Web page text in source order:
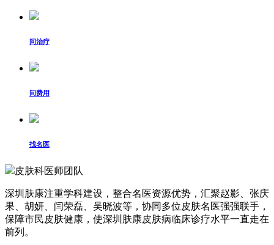
问治疗
问费用
找名医
皮肤科医师团队
深圳肤康注重学科建设，整合名医资源优势，汇聚赵影、张庆
果、胡妍、闫荣磊、吴晓波等，协同多位皮肤名医强强联手，
保障市民皮肤健康，使深圳肤康皮肤病临床诊疗水平一直走在
前列。